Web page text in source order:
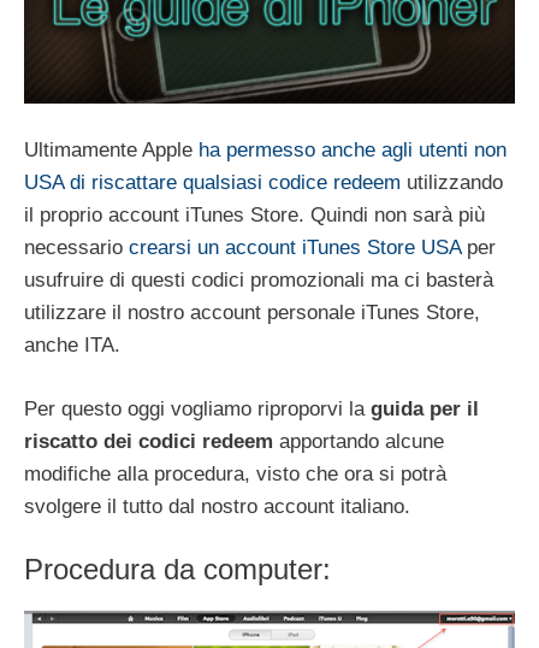
Ultimamente Apple ha permesso anche agli utenti non
USA di riscattare qualsiasi codice redeem utilizzando
il proprio account iTunes Store. Quindi non sarà più
necessario crearsi un account iTunes Store USAper
usufruire di questi codici promozionali ma ci basterà
utilizzare il nostro account personale iTunes Store,
anche ITA.
Per questo oggi vogliamo riproporvi la guida per il
riscatto dei codici redeem apportando alcune
modifiche alla procedura, visto che ora si potrà
svolgere il tutto dal nostro account italiano.
Procedura da computer: